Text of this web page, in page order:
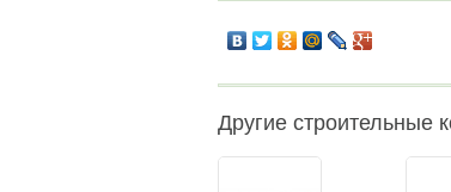
Другие строительные